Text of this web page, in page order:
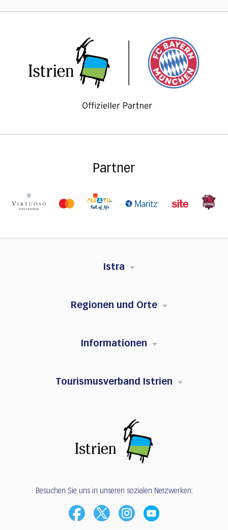
Partner
Istra
Regionen und Orte
Informationen
Tourismusverband Istrien
Besuchen Sie uns in unseren sozialen Netzwerken: